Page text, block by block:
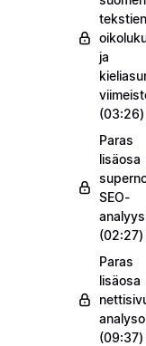
tekstien
ja
(03:26)
Paras
lisäosa
SEO-
(02:27)
Paras
lisäosa
(09:37)